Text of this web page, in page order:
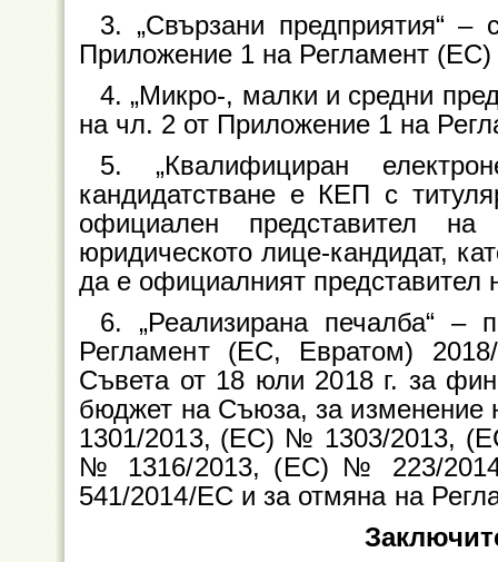
3. „Свързани предприятия“
Приложение 1 на Регламент
4. „Микро-, малки и средни
на чл. 2 от Приложение 1 на
5. „Квалифициран
кандидатстване е КЕП с
официален представител
юридическото лице-кандидат,
да е официалният представител
6. „Реализирана печалба“
Регламент (ЕС, Евратом)
Съвета от 18 юли 2018 г. за
бюджет на Съюза, за
1301/2013, (ЕС) № 1303/2013,
№ 1316/2013, (ЕС) № 223/
541/2014/ЕС и за отмяна на